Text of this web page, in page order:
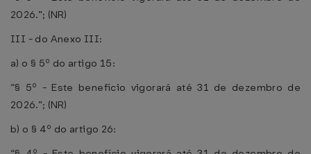
2026.”; (NR)
III - do Anexo III:
a) o § 5º do artigo 15:
“§ 5º - Este benefício vigorará até 31 de dezembro de
2026.”; (NR)
b) o § 4º do artigo 26: